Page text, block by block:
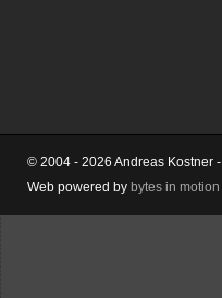
© 2004 - 2026 Andreas Kostner -
Web powered by bytes in motion